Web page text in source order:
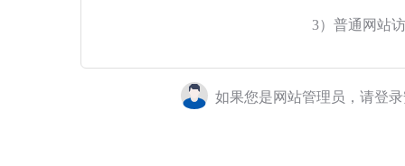
3）普通网站
如果您是网站管理员，请登